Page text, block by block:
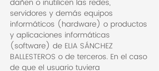
dañen o inutilicen las redes,
servidores y demás equipos
informáticos (hardware) o productos
y aplicaciones informáticas
(software) de ELIA SÁNCHEZ
BALLESTEROS o de terceros. En el caso
de que el usuario tuviera